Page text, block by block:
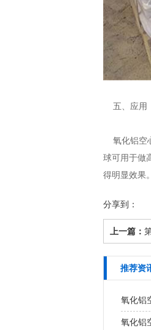
五、应用
氧化铝空
球可用于做
得明显效果
分享到：
上一篇：
推荐资
氧化铝
氧化铝